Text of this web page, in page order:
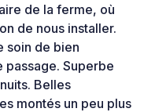
de la ferme, où
de nous installer.
soin de bien
Superbe
Belles
montés un peu plus